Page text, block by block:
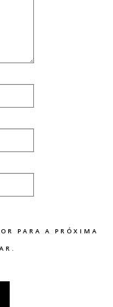
PARA A PRÓXIMA